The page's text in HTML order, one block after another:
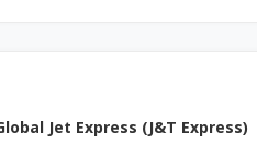
Jet Express (J&T Express)